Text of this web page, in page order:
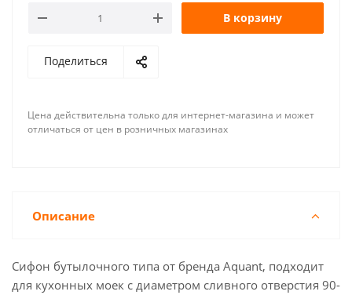
В корзину
Поделиться
Цена действительна только для интернет-магазина и может
отличаться от цен в розничных магазинах
Описание
Сифон бутылочного типа от бренда Aquant, подходит
для кухонных моек с диаметром сливного отверстия 90-